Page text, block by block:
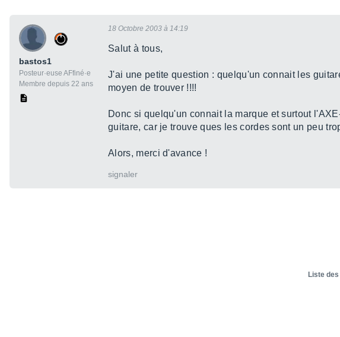
bastos1
Posteur·euse AFfiné·e
Membre depuis 22 ans
18 Octobre 2003 à 14:19
Salut à tous,
J'ai une petite question : quelqu'un connait les
moyen de trouver !!!!
Donc si quelqu'un connait la marque et surtout
guitare, car je trouve ques les cordes sont un peu
Alors, merci d'avance !
signaler
Liste